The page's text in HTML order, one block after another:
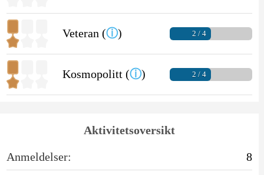
Veteran (ⓘ) 2 / 4
Kosmopolitt (ⓘ) 2 / 4
Aktivitetsoversikt
Anmeldelser:
8